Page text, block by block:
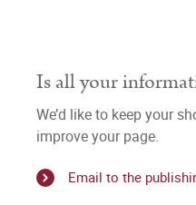
Is all your
We’d like to keep your
improve your page.
Email to the